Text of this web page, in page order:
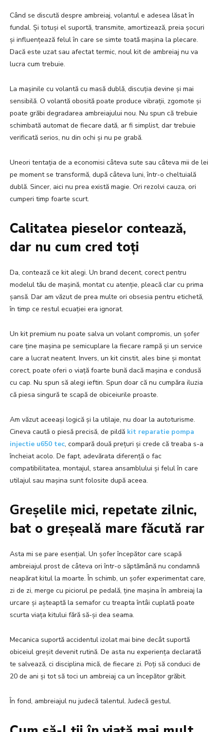
Când se discută despre ambreiaj, volantul e adesea lăsat în
fundal. Și totuși el suportă, transmite, amortizează, preia șocuri
și influențează felul în care se simte toată mașina la plecare.
Dacă este uzat sau afectat termic, noul kit de ambreiaj nu va
lucra cum trebuie.
La mașinile cu volantă cu masă dublă, discuția devine și mai
sensibilă. O volantă obosită poate produce vibrații, zgomote și
poate grăbi degradarea ambreiajului nou. Nu spun că trebuie
schimbată automat de fiecare dată, ar fi simplist, dar trebuie
verificată serios, nu din ochi și nu pe grabă.
Uneori tentația de a economisi câteva sute sau câteva mii de lei
pe moment se transformă, după câteva luni, într-o cheltuială
dublă. Sincer, aici nu prea există magie. Ori rezolvi cauza, ori
cumperi timp foarte scurt.
Calitatea pieselor contează,
dar nu cum cred toți
Da, contează ce kit alegi. Un brand decent, corect pentru
modelul tău de mașină, montat cu atenție, pleacă clar cu prima
șansă. Dar am văzut de prea multe ori obsesia pentru etichetă,
în timp ce restul ecuației era ignorat.
Un kit premium nu poate salva un volant compromis, un șofer
care ține mașina pe semicuplare la fiecare rampă și un service
care a lucrat neatent. Invers, un kit cinstit, ales bine și montat
corect, poate oferi o viață foarte bună dacă mașina e condusă
cu cap. Nu spun să alegi ieftin. Spun doar că nu cumpăra iluzia
că piesa singură te scapă de obiceiurile proaste.
Am văzut aceeași logică și la utilaje, nu doar la autoturisme.
Cineva caută o piesă precisă, de pildă kit reparatie pompa
injectie u650 tec, compară două prețuri și crede că treaba s-a
încheiat acolo. De fapt, adevărata diferență o fac
compatibilitatea, montajul, starea ansamblului și felul în care
utilajul sau mașina sunt folosite după aceea.
Greșelile mici, repetate zilnic,
bat o greșeală mare făcută rar
Asta mi se pare esențial. Un șofer începător care scapă
ambreiajul prost de câteva ori într-o săptămână nu condamnă
neapărat kitul la moarte. În schimb, un șofer experimentat care,
zi de zi, merge cu piciorul pe pedală, ține mașina în ambreiaj la
urcare și așteaptă la semafor cu treapta întâi cuplată poate
scurta viața kitului fără să-și dea seama.
Mecanica suportă accidentul izolat mai bine decât suportă
obiceiul greșit devenit rutină. De asta nu experiența declarată
te salvează, ci disciplina mică, de fiecare zi. Poți să conduci de
20 de ani și tot să toci un ambreiaj ca un începător grăbit.
În fond, ambreiajul nu judecă talentul. Judecă gestul.